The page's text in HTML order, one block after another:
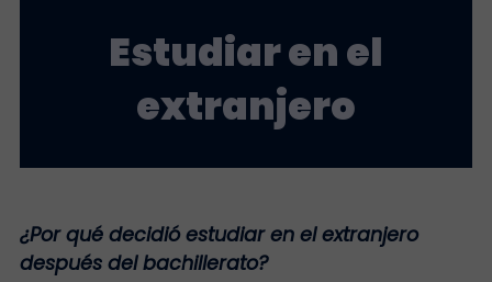
Estudiar en el
extranjero
¿Por qué decidió estudiar en el extranjero
después del bachillerato?